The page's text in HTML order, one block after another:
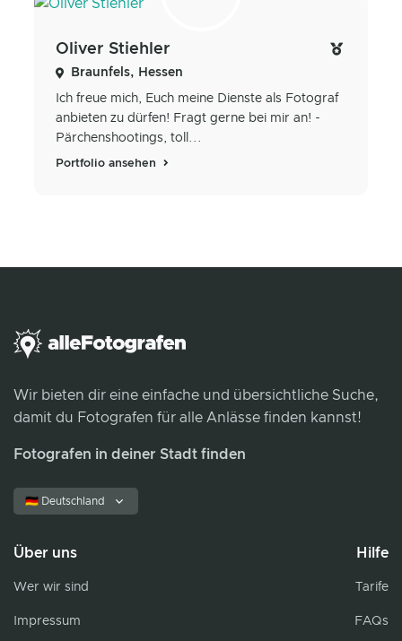
Oliver Stiehler
Braunfels, Hessen
Ich freue mich, Euch meine Dienste als Fotograf
anbieten zu dürfen! Fragt gerne bei mir an! -
Pärchenshootings, toll...
Portfolio ansehen
Wir bieten dir eine einfache und übersichtliche Suche,
damit du Fotografen für alle Anlässe finden kannst!
Fotografen in deiner Stadt finden
🇩🇪 Deutschland
Über uns
Wer wir sind
Impressum
Hilfe
Tarife
FAQs